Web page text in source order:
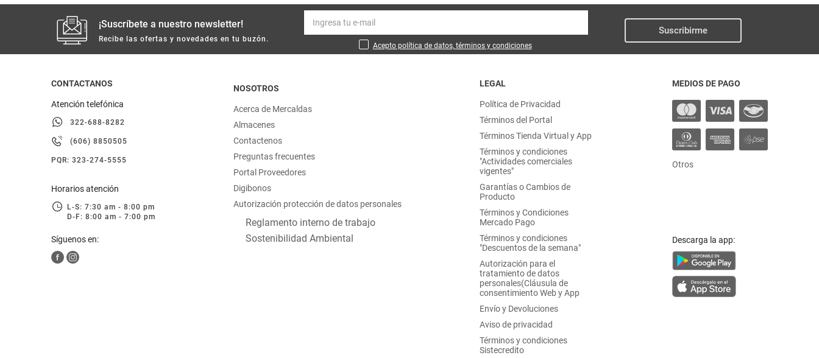
¡Suscríbete a nuestro newsletter!
Recibe las ofertas y novedades en tu buzón.
Acepto política de datos, términos y condiciones
Suscribirme
CONTACTANOS
Atención telefónica
322-688-8282
(606) 8850505
PQR: 323-274-5555
Horarios atención
L-S: 7:30 am - 8:00 pm
D-F: 8:00 am - 7:00 pm
Síguenos en:
NOSOTROS
Acerca de Mercaldas
Almacenes
Contactenos
Preguntas frecuentes
Portal Proveedores
Digibonos
Autorización protección de datos personales
Reglamento interno de trabajo
Sostenibilidad Ambiental
LEGAL
Política de Privacidad
Términos del Portal
Términos Tienda Virtual y App
Términos y condiciones
"Actividades comerciales
vigentes"
Garantías o Cambios de
Producto
Términos y Condiciones
Mercado Pago
Términos y condiciones
"Descuentos de la semana"
Autorización para el
tratamiento de datos
personales(Cláusula de
consentimiento Web y App
Envío y Devoluciones
Aviso de privacidad
Términos y condiciones
Sistecredito
MEDIOS DE PAGO
Otros
Descarga la app: